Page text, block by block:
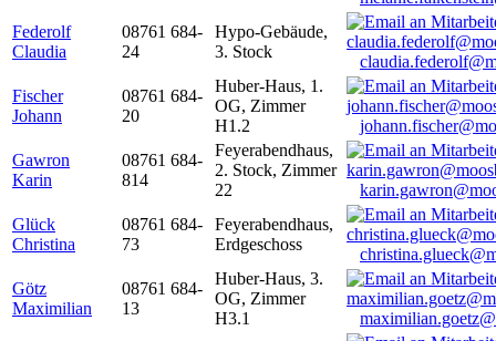
Federolf
Claudia
08761 684-
24
Hypo-Gebäude,
3. Stock
Fischer
Johann
08761 684-
20
Huber-Haus, 1.
OG, Zimmer
H1.2
Gawron
Karin
08761 684-
814
Feyerabendhaus,
2. Stock, Zimmer
22
Glück
Christina
08761 684-
73
Feyerabendhaus,
Erdgeschoss
Götz
Maximilian
08761 684-
13
Huber-Haus, 3.
OG, Zimmer
H3.1